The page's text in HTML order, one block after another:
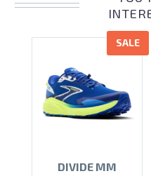
SALE
DIVIDE MM